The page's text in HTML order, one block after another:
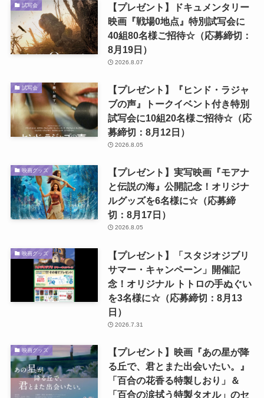
試写会
【プレゼント】ドキュメンタリー
映画『戦場0地点』特別試写会に
40組80名様ご招待☆（応募締切：
8月19日）
2026.8.07
試写会
【プレゼント】『ヒンド・ラジャ
ブの声』トークイベント付き特別
試写会に10組20名様ご招待☆（応
募締切：8月12日）
2026.8.05
映画グッズ
【プレゼント】実写映画『モアナ
と伝説の海』公開記念！オリジナ
ルグッズを6名様に☆（応募締
切：8月17日）
2026.8.05
映画グッズ
【プレゼント】「スタジオジブリ
サマー・キャンペーン」開催記
念！オリジナル トトロの手ぬぐい
を3名様に☆（応募締切：8月13
日）
2026.7.31
映画グッズ
【プレゼント】映画『あの星が降
る丘で、君とまた出会いたい。』
「百合の花香る特製しおり」＆
「百合の涙拭う特製タオル」のセ